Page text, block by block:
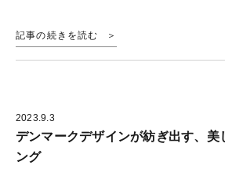
記事の続きを読む
2023.9.3
デンマークデザインが紡ぎ出す、美
ング